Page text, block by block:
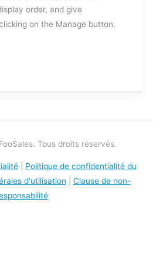
order, and give
on the Manage button.
Tous droits réservés.
| Politique de confidentialité du
d'utilisation
Clause de non-